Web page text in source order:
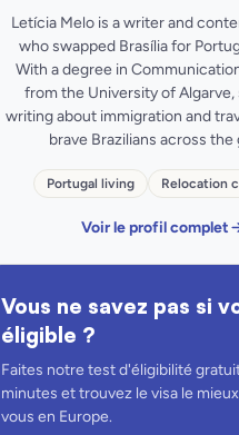
Letícia Melo is a writer and
who swapped Brasília for
With a degree in
from the University of Algarve,
writing about immigration and
brave Brazilians across the
Portugal living Relocation
Voir le profil complet
Vous ne savez pas si
éligible ?
Faites notre test d'éligibilité
minutes et trouvez le visa le
vous en Europe.